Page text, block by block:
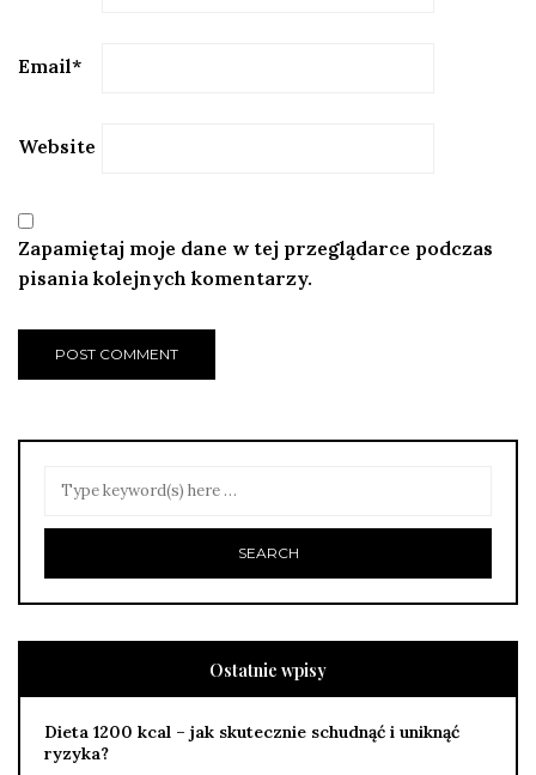
Email*
Website
Zapamiętaj moje dane w tej przeglądarce podczas
pisania kolejnych komentarzy.
Ostatnie wpisy
Dieta 1200 kcal – jak skutecznie schudnąć i uniknąć
ryzyka?